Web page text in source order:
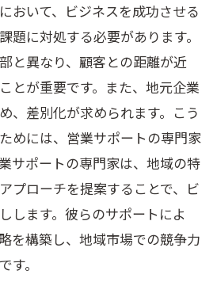
での営業サポートの実例
ジネス成長に与える影響
がる営業サポートの効果
上のための営業サポート
ネス成長と営業サポート
性と営業サポートの関係
定化に寄与する営業サポー
がもたらす競争優位性
家の選び方とポイント
おいて、ビジネスを成功させる
題に対処する必要があります。
と異なり、顧客との距離が近
とが重要です。また、地元企業
、差別化が求められます。こう
めには、営業サポートの専門家
サポートの専門家は、地域の特
プローチを提案することで、ビ
します。彼らのサポートによ
を構築し、地域市場での競争力
す。